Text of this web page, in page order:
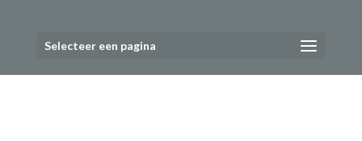
Selecteer een pagina